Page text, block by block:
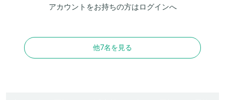
アカウントをお持ちの方はログインへ
他7名を見る